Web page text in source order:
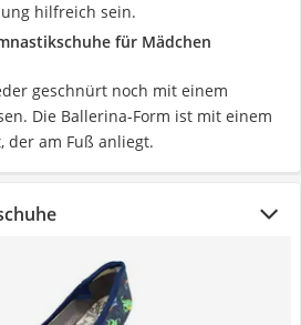
hilfreich sein.
für Mädchen
geschnürt noch mit einem
Die Ballerina-Form ist mit einem
der am Fuß anliegt.